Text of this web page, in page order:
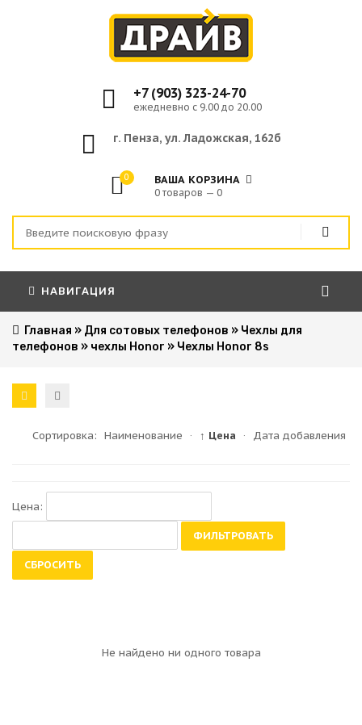
+7 (903) 323-24-70
ежедневно с 9.00 до 20.00
г. Пенза, ул. Ладожская, 162б
0 ВАША КОРЗИНА
0 товаров — 0
НАВИГАЦИЯ
Главная » Для сотовых телефонов » Чехлы для
телефонов » чехлы Honor » Чехлы Honor 8s
Сортировка: Наименование · ↑ Цена · Дата добавления
Цена:
ФИЛЬТРОВАТЬ
СБРОСИТЬ
Не найдено ни одного товара